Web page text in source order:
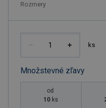
Rozmery
ks
Množstevné zľavy
od
10 ks